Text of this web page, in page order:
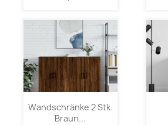
Wandschränke 2 Stk.
Braun...